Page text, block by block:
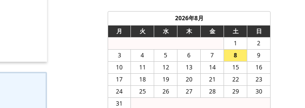
2026年8月
月
火 水 木 金 土 日
1
2
3
4 5 6 7 8
9
10
11 12 13 14 15
16
17
18 19 20 21 22
23
24
25 26 27 28 29
30
31